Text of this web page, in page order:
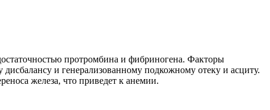
протромбина и фибриногена. Факторы
и генерализованному подкожному отеку и асциту.
железа, что приведет к анемии.